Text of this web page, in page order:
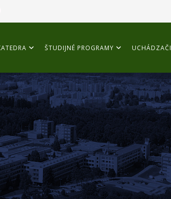
ŠTUDIJNÉ PROGRAMY UCHÁDZAČI